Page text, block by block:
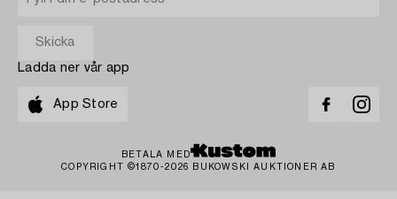
Ladda ner vår app
App Store
BETALA MED
COPYRIGHT ©1870-2026 BUKOWSKI AUKTIONER AB